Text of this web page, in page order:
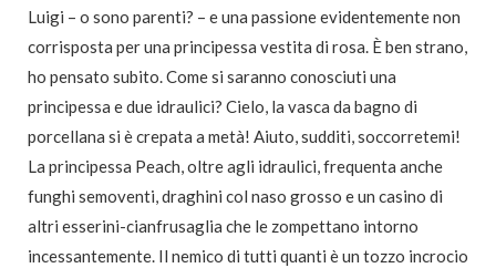
Luigi – o sono parenti? – e una passione evidentemente non
corrisposta per una principessa vestita di rosa. È ben strano,
ho pensato subito. Come si saranno conosciuti una
principessa e due idraulici? Cielo, la vasca da bagno di
porcellana si è crepata a metà! Aiuto, sudditi, soccorretemi!
La principessa Peach, oltre agli idraulici, frequenta anche
funghi semoventi, draghini col naso grosso e un casino di
altri esserini-cianfrusaglia che le zompettano intorno
incessantemente. Il nemico di tutti quanti è un tozzo incrocio